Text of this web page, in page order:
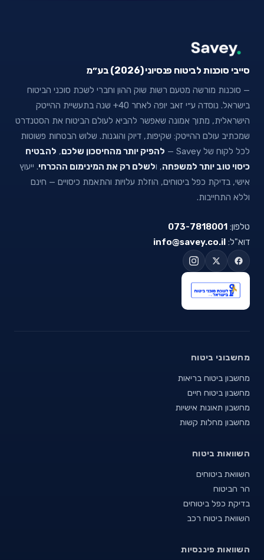
סייבי סוכנות לביטוח פנסיוני (2026) בע״מ
— סוכנות מורשה מטעם רשות שוק ההון וחברי לשכת סוכני הביטוח
בישראל. נוסדה ע״י זאב יופה לאחר 40+ שנה בתעשיית ההייטק
הישראלית, מתוך אמונה שאפשר להביא לעולם הביטוח את הסטנדרט
שמכתיב עולם ההייטק: שקיפות, דיוק והוגנות. שלוש הבטחות פשוטות
לכל לקוח של Savey —
להפיק יותר מהחיסכון שלכם, להבטיח
כיסוי טוב יותר למשפחה, ולשלם רק את המינימום ההכרחי. ייעוץ
אישי, בדיקת כפל ביטוחים, הוזלת עלויות והתאמת כיסויים — חינם
וללא התחייבות.
טלפון: 073-7818001
דוא"ל: info@savey.co.il
מחשבוני ביטוח
מחשבון ביטוח בריאות
מחשבון ביטוח חיים
מחשבון תאונות אישיות
מחשבון מחלות קשות
השוואות ביטוח
השוואת ביטוחים
הר הביטוח
בדיקת כפל ביטוחים
השוואת ביטוח רכב
השוואות פיננסיות